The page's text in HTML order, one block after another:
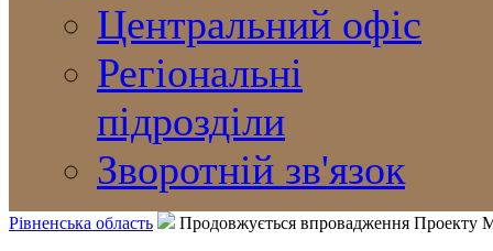
Центральний офіс
Регіональні
підрозділи
Зворотній зв'язок
Рівненська область Продовжується впровадження Проекту